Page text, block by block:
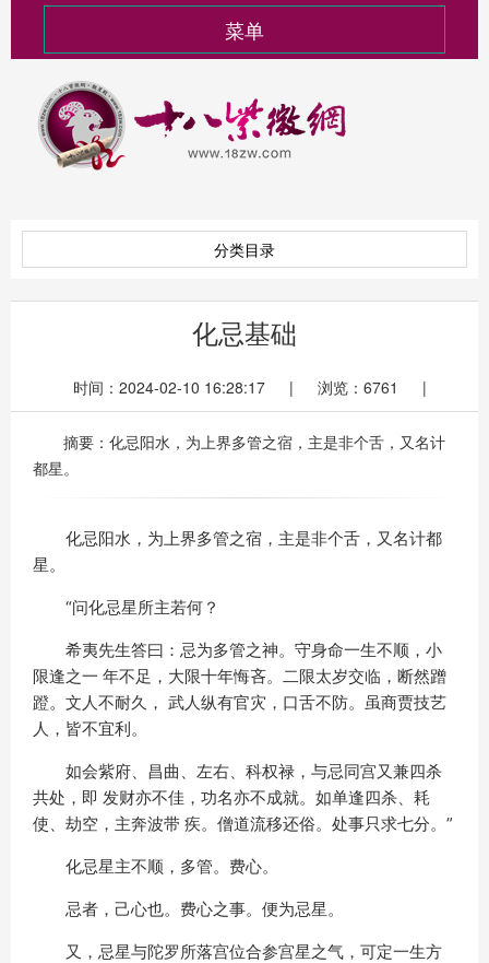
菜单
分类目录
化忌基础
时间：2024-02-10 16:28:17 | 浏览：6761 |
摘要：化忌阳水，为上界多管之宿，主是非个舌，又名计
都星。
化忌阳水，为上界多管之宿，主是非个舌，又名计都
星。
“问化忌星所主若何？
希夷先生答曰：忌为多管之神。守身命一生不顺，小
限逢之一 年不足，大限十年悔吝。二限太岁交临，断然蹭
蹬。文人不耐久， 武人纵有官灾，口舌不防。虽商贾技艺
人，皆不宜利。
如会紫府、昌曲、左右、科权禄，与忌同宫又兼四杀
共处，即 发财亦不佳，功名亦不成就。如单逢四杀、耗
使、劫空，主奔波带 疾。僧道流移还俗。处事只求七分。”
化忌星主不顺，多管。费心。
忌者，己心也。费心之事。便为忌星。
又，忌星与陀罗所落宫位合参宫星之气，可定一生方